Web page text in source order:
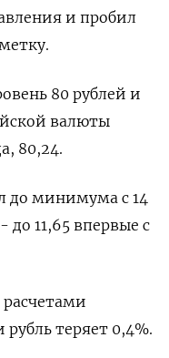
и пробил
80 рублей и
валюты
80,24.
до минимума с 14
до 11,65 впервые с
теряет 0,4%.